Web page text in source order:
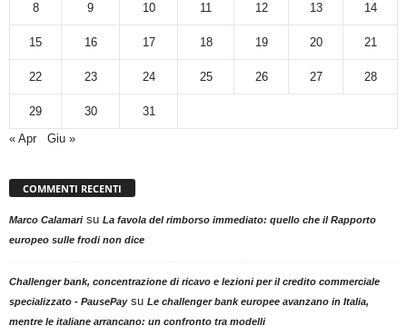
8 9 10 11 12 13 14
15 16 17 18 19 20 21
22 23 24 25 26 27 28
29 30
31
« Apr
Giu »
COMMENTI RECENTI
Marco Calamarisu La favola del rimborso immediato: quello che il Rapporto
europeo sulle frodi non dice
Challenger bank, concentrazione di ricavo e lezioni per il credito commerciale
specializzato - PausePaysu Le challenger bank europee avanzano in Italia,
mentre le italiane arrancano: un confronto tra modelli